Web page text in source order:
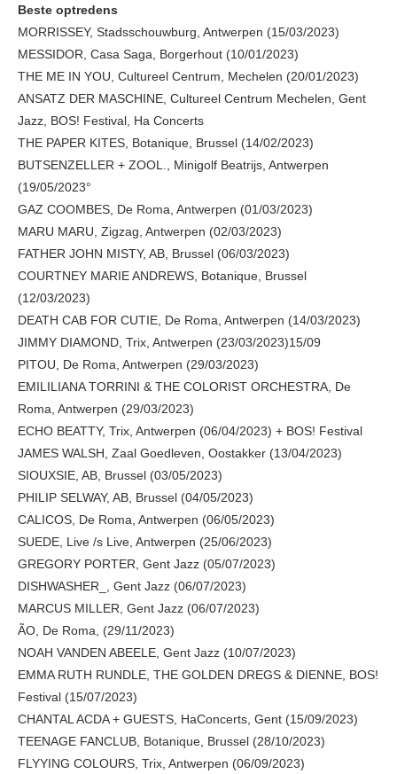
Beste optredens
MORRISSEY, Stadsschouwburg, Antwerpen (15/03/2023)
MESSIDOR, Casa Saga, Borgerhout (10/01/2023)
THE ME IN YOU, Cultureel Centrum, Mechelen (20/01/2023)
ANSATZ DER MASCHINE, Cultureel Centrum Mechelen, Gent
Jazz, BOS! Festival, Ha Concerts
THE PAPER KITES, Botanique, Brussel (14/02/2023)
BUTSENZELLER + ZOOL., Minigolf Beatrijs, Antwerpen
(19/05/2023°
GAZ COOMBES, De Roma, Antwerpen (01/03/2023)
MARU MARU, Zigzag, Antwerpen (02/03/2023)
FATHER JOHN MISTY, AB, Brussel (06/03/2023)
COURTNEY MARIE ANDREWS, Botanique, Brussel
(12/03/2023)
DEATH CAB FOR CUTIE, De Roma, Antwerpen (14/03/2023)
JIMMY DIAMOND, Trix, Antwerpen (23/03/2023)15/09
PITOU, De Roma, Antwerpen (29/03/2023)
EMILILIANA TORRINI & THE COLORIST ORCHESTRA, De
Roma, Antwerpen (29/03/2023)
ECHO BEATTY, Trix, Antwerpen (06/04/2023) + BOS! Festival
JAMES WALSH, Zaal Goedleven, Oostakker (13/04/2023)
SIOUXSIE, AB, Brussel (03/05/2023)
PHILIP SELWAY, AB, Brussel (04/05/2023)
CALICOS, De Roma, Antwerpen (06/05/2023)
SUEDE, Live /s Live, Antwerpen (25/06/2023)
GREGORY PORTER, Gent Jazz (05/07/2023)
DISHWASHER_, Gent Jazz (06/07/2023)
MARCUS MILLER, Gent Jazz (06/07/2023)
ÃO, De Roma, (29/11/2023)
NOAH VANDEN ABEELE, Gent Jazz (10/07/2023)
EMMA RUTH RUNDLE, THE GOLDEN DREGS & DIENNE, BOS!
Festival (15/07/2023)
CHANTAL ACDA + GUESTS, HaConcerts, Gent (15/09/2023)
TEENAGE FANCLUB, Botanique, Brussel (28/10/2023)
FLYYING COLOURS, Trix, Antwerpen (06/09/2023)